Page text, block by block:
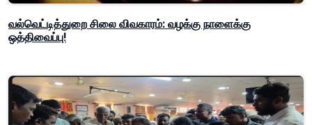
வல்வெட்டித்துறை சிலை விவகாரம்: வழக்கு நாளைக்கு
ஒத்திவைப்பு!